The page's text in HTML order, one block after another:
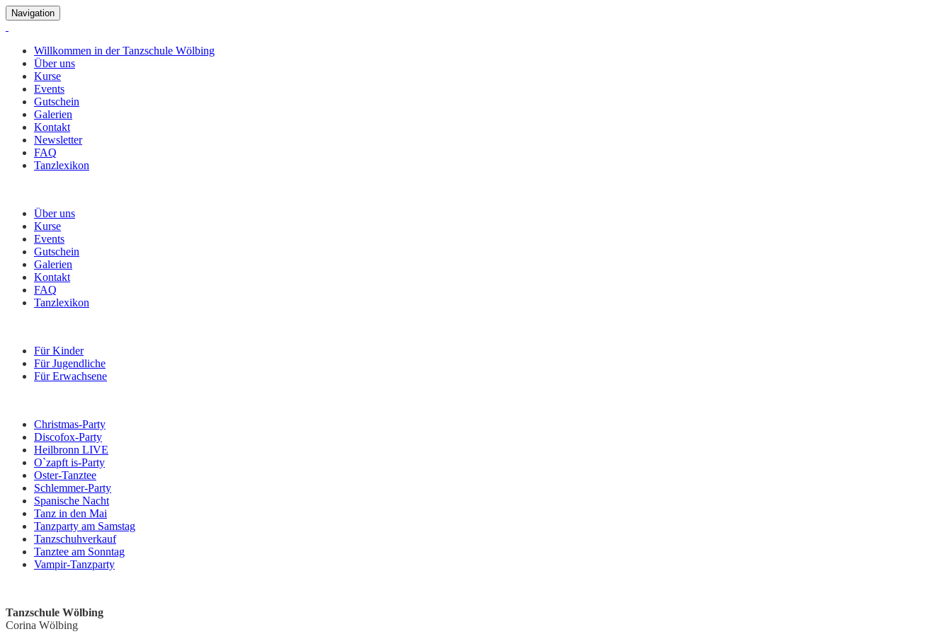
Navigation
Willkommen in der Tanzschule Wölbing
Über uns
Kurse
Events
Gutschein
Galerien
Kontakt
Newsletter
FAQ
Tanzlexikon
Über uns
Kurse
Events
Gutschein
Galerien
Kontakt
FAQ
Tanzlexikon
Für Kinder
Für Jugendliche
Für Erwachsene
Christmas-Party
Discofox-Party
Heilbronn LIVE
O`zapft is-Party
Oster-Tanztee
Schlemmer-Party
Spanische Nacht
Tanz in den Mai
Tanzparty am Samstag
Tanzschuhverkauf
Tanztee am Sonntag
Vampir-Tanzparty
Tanzschule Wölbing
Corina Wölbing